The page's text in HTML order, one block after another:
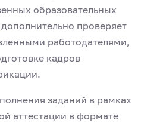
образовательных
проверяет
работодателями,
кадров
заданий в рамках
аттестации в формате